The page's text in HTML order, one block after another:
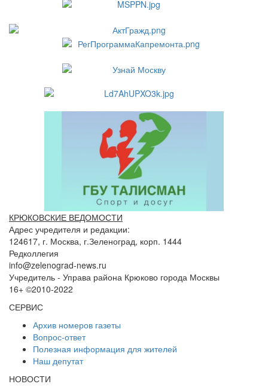
КРЮКОВСКИЕ ВЕДОМОСТИ
Адрес учредителя и редакции:
124617, г. Москва, г.Зеленоград, корп. 1444
Редколлегия
info@zelenograd-news.ru
Учредитель - Управа района Крюково города Москвы
16+ ©2010-2022
СЕРВИС
Архив номеров газеты
Вопрос-ответ
Полезная информация для жителей
Наш депутат
НОВОСТИ